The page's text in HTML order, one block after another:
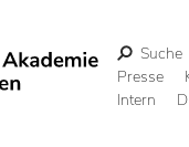
Suche
Presse
Intern